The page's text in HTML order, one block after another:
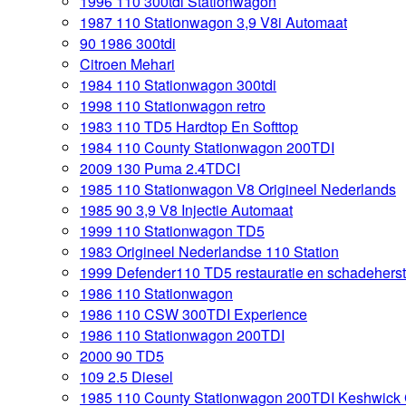
1987 110 Stationwagon 3,9 V8i Automaat
90 1986 300tdi
Citroen Mehari
1984 110 Stationwagon 300tdi
1998 110 Stationwagon retro
1983 110 TD5 Hardtop En Softtop
1984 110 County Stationwagon 200TDI
2009 130 Puma 2.4TDCI
1985 110 Stationwagon V8 Origineel Nederlands
1985 90 3,9 V8 Injectie Automaat
1999 110 Stationwagon TD5
1983 Origineel Nederlandse 110 Station
1999 Defender110 TD5 restauratie en
1986 110 Stationwagon
1986 110 CSW 300TDI Experience
1986 110 Stationwagon 200TDI
2000 90 TD5
109 2.5 Diesel
1985 110 County Stationwagon 200TDI Keshwick